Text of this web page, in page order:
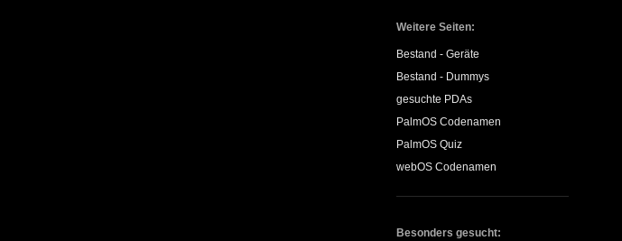
Weitere Seiten:
Bestand - Geräte
Bestand - Dummys
gesuchte PDAs
PalmOS Codenamen
PalmOS Quiz
webOS Codenamen
Besonders gesucht: